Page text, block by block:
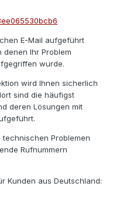
E-Mail aufgeführt
denen Ihr Problem
wurde.
wird Ihnen sicherlich
sind die häufigst
deren Lösungen mit
Problemen
Rufnummern
Kunden aus Deutschland: